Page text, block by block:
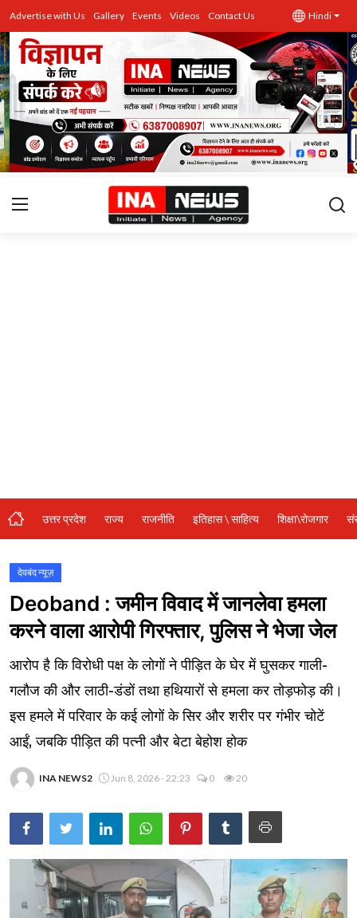
Advertise with Us Gallery Events Videos Contact Us Hindi
उत्तर प्रदेश
Advertise with Us
Events
राज्य
विशेष स्टोरी
अजब गजब
कृषि
नई दिल्ली
टेक्नोलॉजी / बिजनेस
वायरल न्यूज़
उत्तर प्रदेश राज्य राजनीति इतिहास \ साहित्य शिक्षा\रोजगार
देवबंद न्यूज़
Deoband : जमीन विवाद में जानलेवा हमला
करने वाला आरोपी गिरफ्तार, पुलिस ने भेजा जेल
आरोप है कि विरोधी पक्ष के लोगों ने पीड़ित के घेर में घुसकर गाली-
गलौज की और लाठी-डंडों तथा हथियारों से हमला कर तोड़फोड़ की।
इस हमले में परिवार के कई लोगों के सिर और शरीर पर गंभीर चोटें
आईं, जबकि पीड़ित की पत्नी और बेटा बेहोश होक
INA NEWS2 Jun 8, 2026 - 22:23 0 20